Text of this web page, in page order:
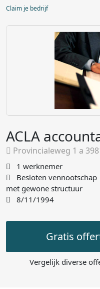
Claim je bedrijf
ACLA
Provincialeweg 1 a
1 werknemer
Besloten vennootschap
met gewone structuur
8/11/1994
Gratis
Vergelijk diverse